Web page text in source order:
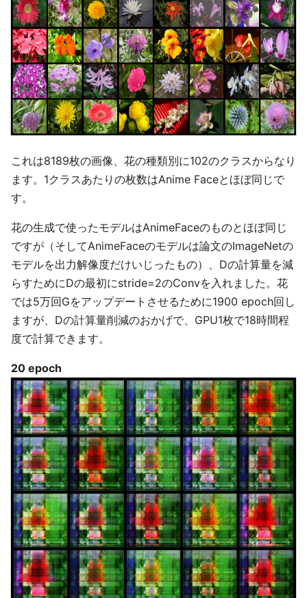
これは8189枚の画像、花の種類別に102のクラスからなり
ます。1クラスあたりの枚数はAnime Faceとほぼ同じで
す。
花の生成で使ったモデルはAnimeFaceのものとほぼ同じ
ですが（そしてAnimeFaceのモデルは論文のImageNetの
モデルを出力解像度だけいじったもの）、Dの計算量を減
らすためにDの最初にstride=2のConvを入れました。花
では5万回Gをアップデートさせるために1900 epoch回し
ますが、Dの計算量削減のおかげで、GPU1枚で18時間程
度で計算できます。
20 epoch